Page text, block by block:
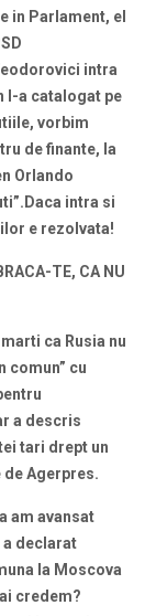
in Parlament, el
intra
l-a catalogat pe
vorbim
de finante, la
Orlando
intra si
e rezolvata!
TE, CA NU
ca Rusia nu
comun” cu
a descris
tari drept un
de Agerpres.
am avansat
a declarat
la Moscova
credem?